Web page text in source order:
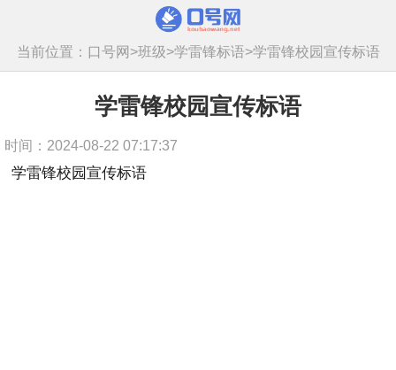
当前位置： 口号网 >班级>学雷锋标语>学雷锋校园宣传标语
学雷锋校园宣传标语
时间：2024-08-22 07:17:37
学雷锋校园宣传标语